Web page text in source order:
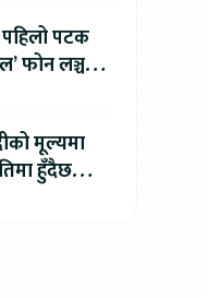
पटक
फोन लञ्च
मूल्यमा
हुँदैछ